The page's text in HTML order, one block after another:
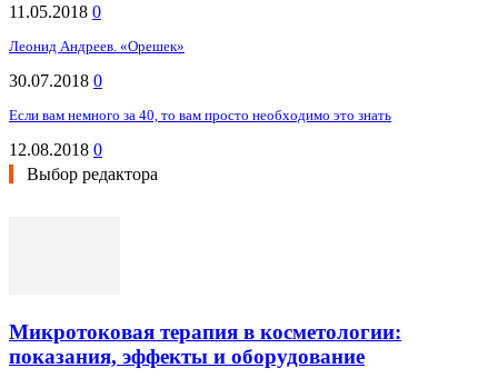
11.05.2018 0
Леонид Андреев. «Орешек»
30.07.2018 0
Если вам немного за 40, то вам просто необходимо это знать
12.08.2018 0
Выбор редактора
Микротоковая терапия в косметологии:
показания, эффекты и оборудование